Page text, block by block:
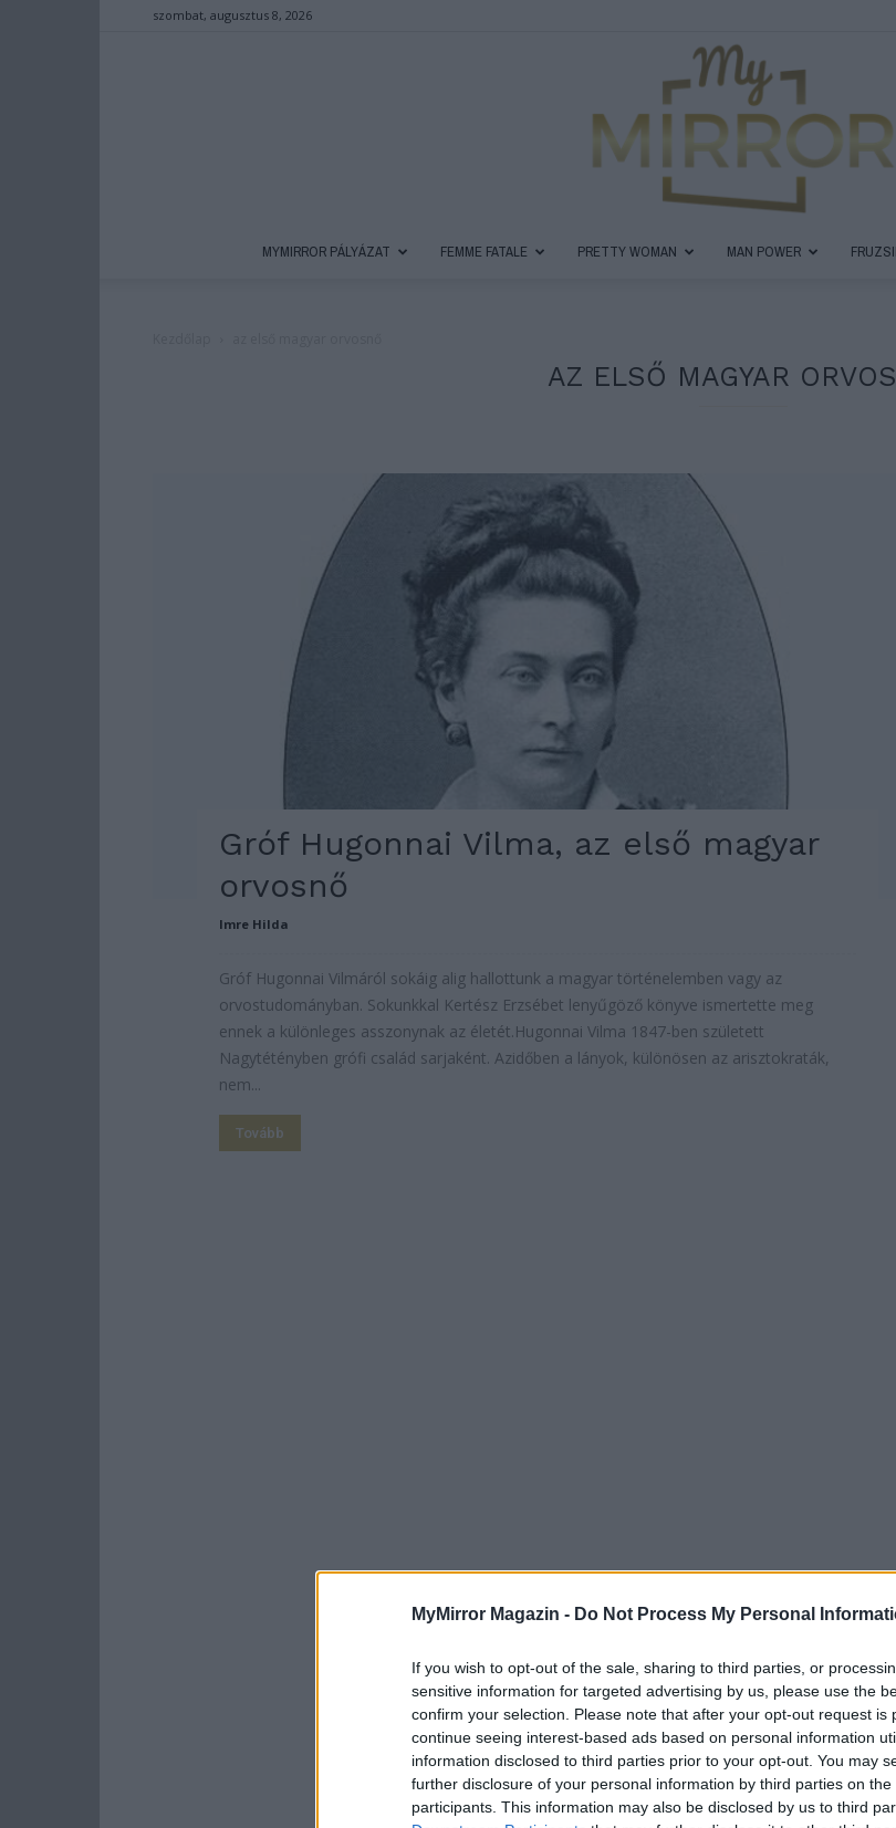
MyMirror Magazin - Do Not Process My Personal
If you wish to opt-out of the sale, sharing to third parties, or
sensitive information for targeted advertising by us, please use the
confirm your selection. Please note that after your opt-out request is
continue seeing interest-based ads based on personal information
information disclosed to third parties prior to your opt-out. You may
further disclosure of your personal information by third parties on the
participants. This information may also be disclosed by us to third
szombat, augusztus 8, 2026
MYMIRROR PÁLYÁZAT FEMME FATALE PRETTY WOMAN MAN POWER
AZ ELSŐ MAGYAR
Gróf Hugonnai Vilma, az első magyar
orvosnő
Imre Hilda
Gróf Hugonnai Vilmáról sokáig alig hallottunk a magyar történelemben vagy az
orvostudományban. Sokunkkal Kertész Erzsébet lenyűgöző könyve ismertette meg
ennek a különleges asszonynak az életét.Hugonnai Vilma 1847-ben született
Nagytétényben grófi család sarjaként. Azidőben a lányok, különösen az arisztokraták,
nem...
Tovább